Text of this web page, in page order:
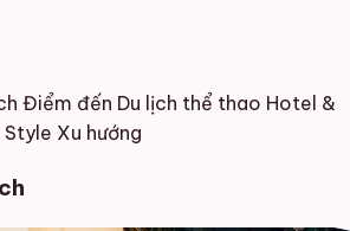
Điểm đến Du lịch thể thao Hotel &
Xu hướng